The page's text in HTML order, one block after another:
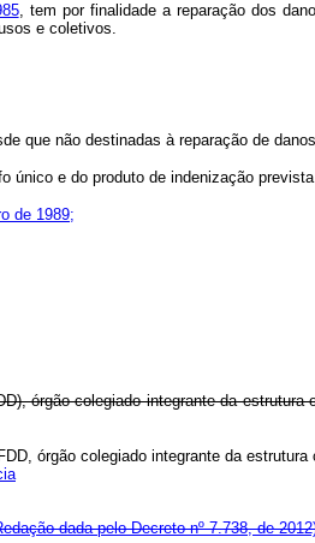
, tem por finalidade a reparação dos
e coletivos.
que não destinadas à reparação de
único e do produto de indenização
de 1989;
órgão colegiado integrante da
órgão colegiado integrante da
dada pelo Decreto nº 7.738, de